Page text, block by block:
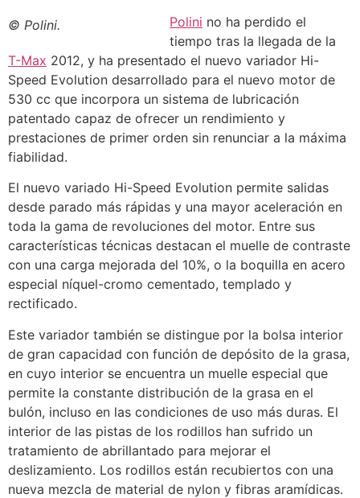
© Polini. Polini no ha perdido el
tiempo tras la llegada de la
T-Max 2012, y ha presentado el nuevo variador Hi-
Speed Evolution desarrollado para el nuevo motor de
530 cc que incorpora un sistema de lubricación
patentado capaz de ofrecer un rendimiento y
prestaciones de primer orden sin renunciar a la máxima
fiabilidad.
El nuevo variado Hi-Speed Evolution permite salidas
desde parado más rápidas y una mayor aceleración en
toda la gama de revoluciones del motor. Entre sus
características técnicas destacan el muelle de contraste
con una carga mejorada del 10%, o la boquilla en acero
especial níquel-cromo cementado, templado y
rectificado.
Este variador también se distingue por la bolsa interior
de gran capacidad con función de depósito de la grasa,
en cuyo interior se encuentra un muelle especial que
permite la constante distribución de la grasa en el
bulón, incluso en las condiciones de uso más duras. El
interior de las pistas de los rodillos han sufrido un
tratamiento de abrillantado para mejorar el
deslizamiento. Los rodillos están recubiertos con una
nueva mezcla de material de nylon y fibras aramídicas.